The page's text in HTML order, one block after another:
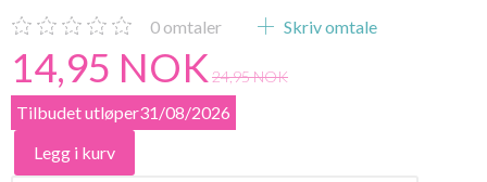
0 omtaler Skriv omtale
14,95 NOK 24,95 NOK
Tilbudet utløper31/08/2026
Legg i kurv